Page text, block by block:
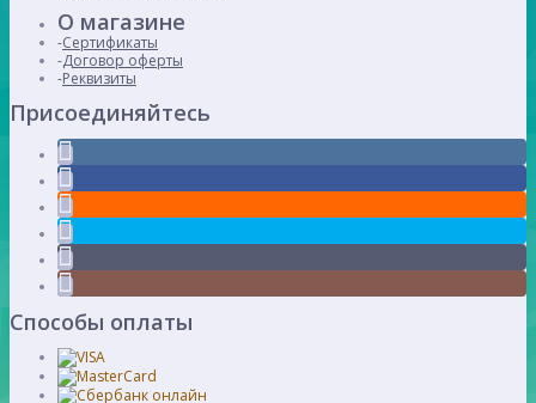
О магазине
Сертификаты
Договор оферты
Реквизиты
Присоединяйтесь
Способы оплаты